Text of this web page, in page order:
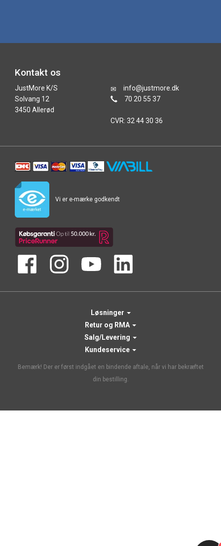
Kontakt os
JustMore K/S
Solvang 12
3450 Allerød
info@justmore.dk
70 20 55 37
CVR: 32 44 30 36
Vi er e-mærke godkendt
Løsninger
Retur og RMA
Salg/Levering
Kundeservice
Bemærk! Der er først indgået en bindende aftale, når vi har bekræftet
din bestilling.